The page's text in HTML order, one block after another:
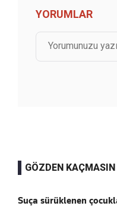
YORUMLAR
GÖZDEN KAÇMASIN
Suça sürüklenen